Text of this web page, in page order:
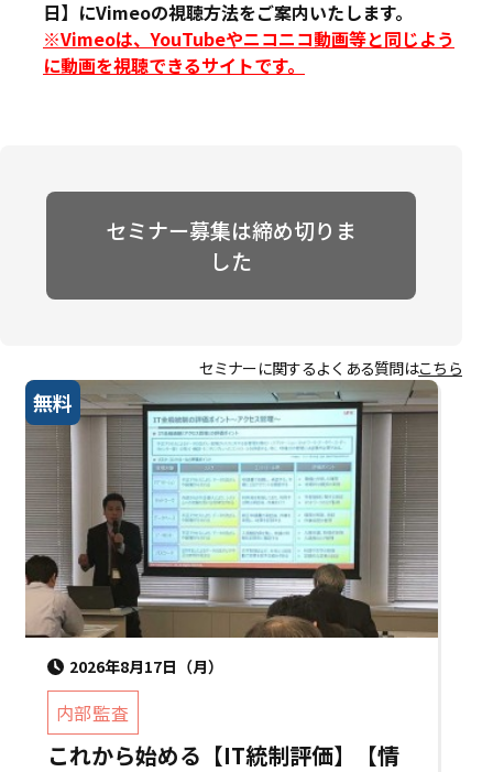
日】にVimeoの視聴方法をご案内いたします。
※Vimeoは、YouTubeやニコニコ動画等と同じよう
に動画を視聴できるサイトです。
セミナー募集は締め切りま
した
セミナーに関するよくある質問はこちら
無料
2026年8月17日（月）
内部監査
これから始める【IT統制評価】【情